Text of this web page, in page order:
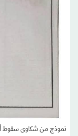
نموذج من شكاوى سقوط